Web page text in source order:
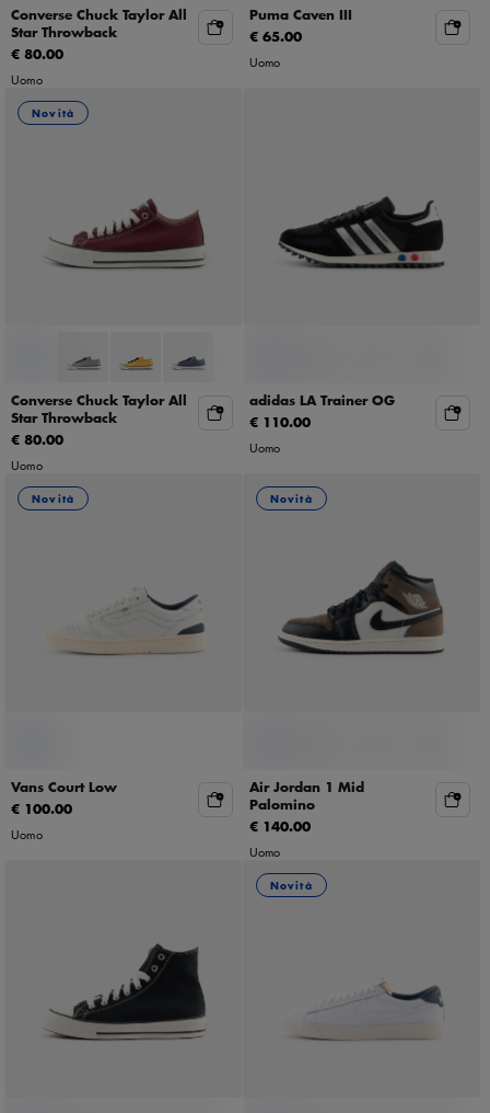
Converse Chuck Taylor All
Star Throwback
€ 80.00
Uomo
Puma Caven III
€ 65.00
Uomo
Novità
Converse Chuck Taylor All
Star Throwback
€ 80.00
Uomo
adidas LA Trainer OG
€ 110.00
Uomo
Novità
Vans Court Low
€ 100.00
Uomo
Novità
Air Jordan 1 Mid
Palomino
€ 140.00
Uomo
Novità